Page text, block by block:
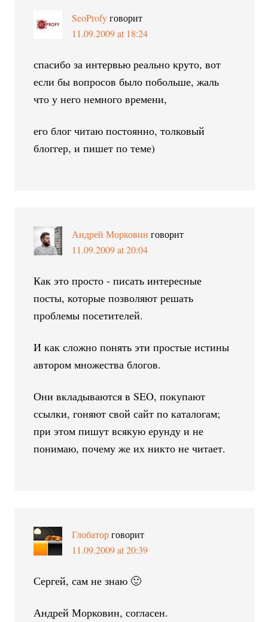
SeoProfy говорит
11.09.2009 at 18:24
спасибо за интервью реально круто, вот
если бы вопросов было побольше, жаль
что у него немного времени,
его блог читаю постоянно, толковый
блоггер, и пишет по теме)
Андрей Морковин говорит
11.09.2009 at 20:04
Как это просто - писать интересные
посты, которые позволяют решать
проблемы посетителей.
И как сложно понять эти простые истины
автором множества блогов.
Они вкладываются в SEO, покупают
ссылки, гоняют свой сайт по каталогам;
при этом пишут всякую ерунду и не
понимаю, почему же их никто не читает.
Глобатор говорит
11.09.2009 at 20:39
Сергей, сам не знаю 🙂
Андрей Морковин, согласен.